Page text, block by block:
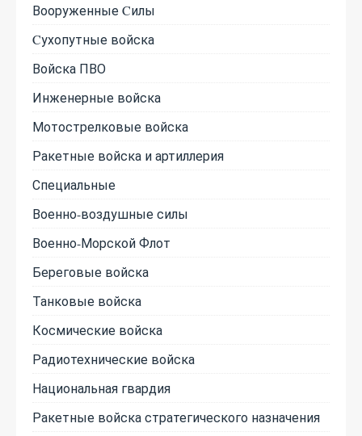
Вооруженные Cилы
Cухопутные войска
Войска ПВО
Инженерные войска
Мотострелковые войска
Ракетные войска и артиллерия
Специальные
Военно-воздушные силы
Военно-Морской Флот
Береговые войска
Танковые войска
Космические войска
Радиотехнические войска
Национальная гвардия
Ракетные войска стратегического назначения